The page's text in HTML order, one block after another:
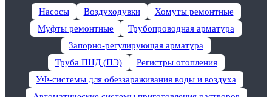
Насосы Воздуходувки
Хомуты ремонтные
Муфты ремонтные
Трубопроводная арматура
Запорно-регулирующая арматура
Труба ПНД (ПЭ)
Регистры отопления
УФ-системы для обеззараживания воды и воздуха